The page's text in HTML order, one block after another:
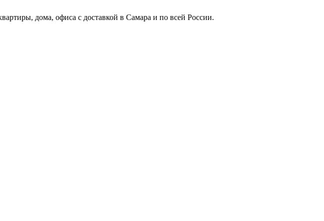
дома, офиса с доставкой в Самара и по всей России.